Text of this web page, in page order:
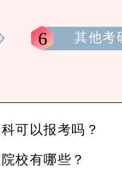
6 其他考
可以报考吗？
校有哪些？